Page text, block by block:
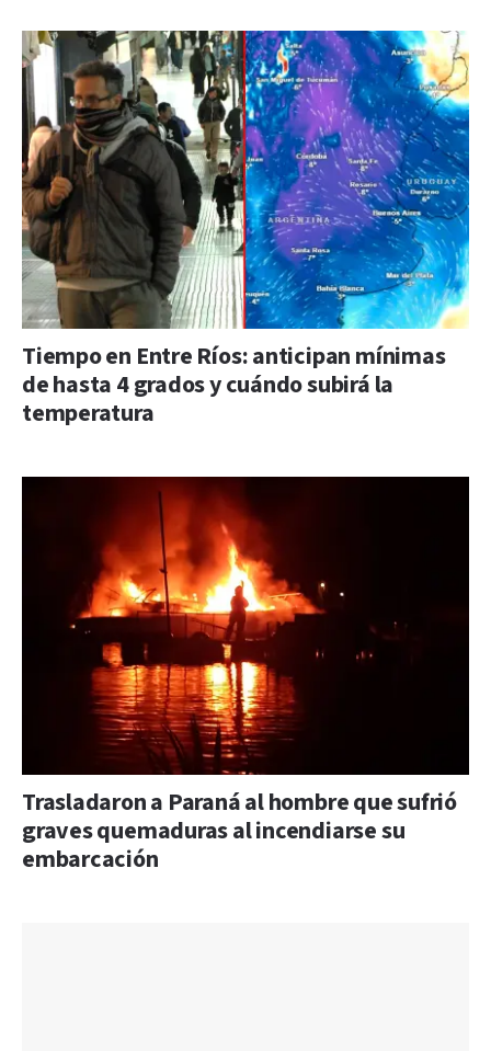
Tiempo en Entre Ríos: anticipan mínimas
de hasta 4 grados y cuándo subirá la
temperatura
Trasladaron a Paraná al hombre que sufrió
graves quemaduras al incendiarse su
embarcación